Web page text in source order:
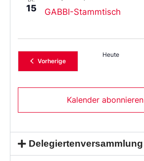
15 GABBI-Stammtisch
VorherigeVeranstaltungen
Heute
Kalender abonnieren
Delegiertenversammlung